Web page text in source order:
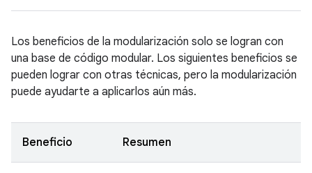
Los beneficios de la modularización solo se logran con
una base de código modular. Los siguientes beneficios se
pueden lograr con otras técnicas, pero la modularización
puede ayudarte a aplicarlos aún más.
Beneficio Resumen